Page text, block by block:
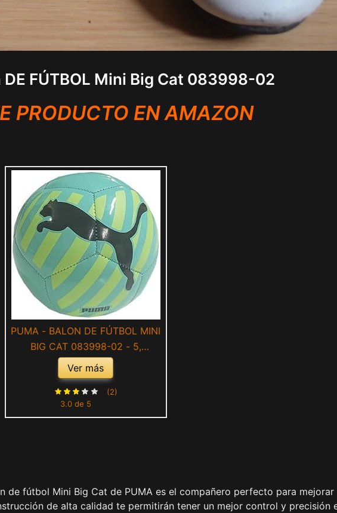
DE FÚTBOL Mini Big Cat 083998-02
PRODUCTO EN AMAZON
PUMA - BALON DE FÚTBOL MINI
BIG CAT 083998-02 - 5,
AMARILLO
Ver más
3.0 de 5
(2)
de fútbol Mini Big Cat de PUMA es el compañero perfecto para mejorar
de alta calidad te permitirán tener un mejor control y precisión